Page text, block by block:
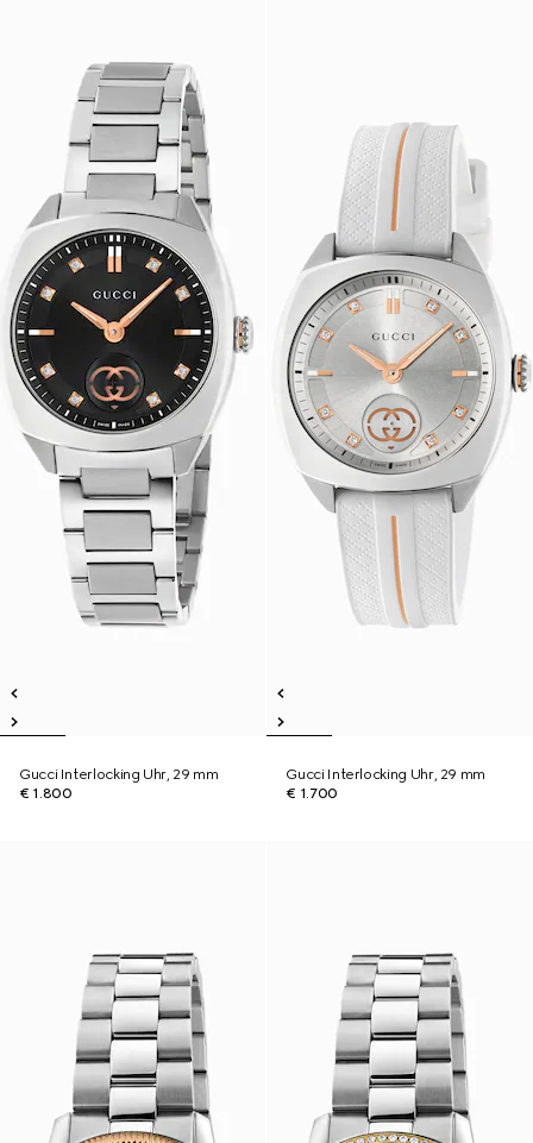
Gucci Interlocking Uhr, 29 mm
€ 1.800
Gucci Interlocking Uhr, 29 mm
€ 1.700